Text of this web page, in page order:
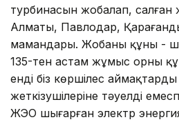
турбинасын жобалап,
Алматы, Павлодар,
мамандары. Жобаның құны -
135-тен астам жұмыс орны
енді біз көршілес
жеткізушілеріне тәуелді
ЖЭО шығарған электр